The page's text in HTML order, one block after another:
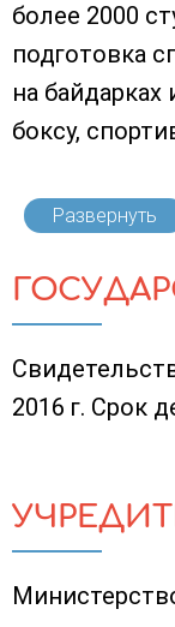
более 2000
подготовка
на байдарках
боксу,
Развернуть
2016 г. Срок